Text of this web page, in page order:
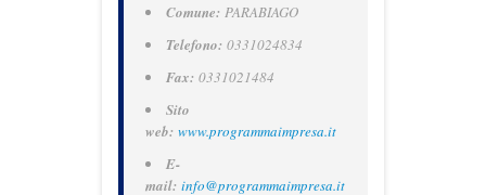
Comune: PARABIAGO
Telefono: 0331024834
Fax: 0331021484
Sito
web: www.programmaimpresa.it
E-
mail: info@programmaimpresa.it